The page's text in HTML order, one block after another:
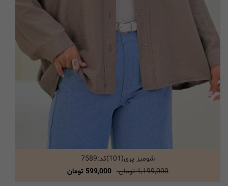
انتخاب گزینه ها
شومیز پری(101)کد:7589
1,199,000 تومان
599,000 تومان